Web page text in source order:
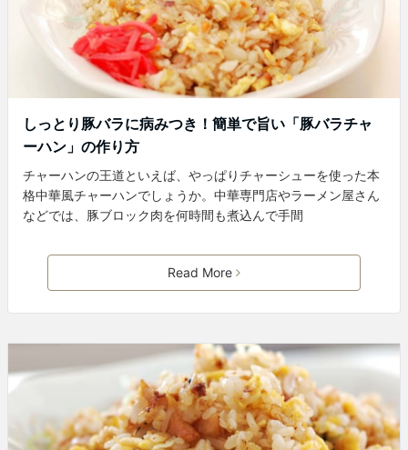
しっとり豚バラに病みつき！簡単で旨い「豚バラチャ
ーハン」の作り方
チャーハンの王道といえば、やっぱりチャーシューを使った本
格中華風チャーハンでしょうか。中華専門店やラーメン屋さん
などでは、豚ブロック肉を何時間も煮込んで手間
Read More